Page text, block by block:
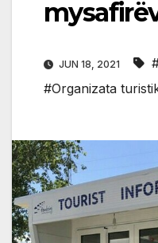
JUN 18, 2021
#Organizata